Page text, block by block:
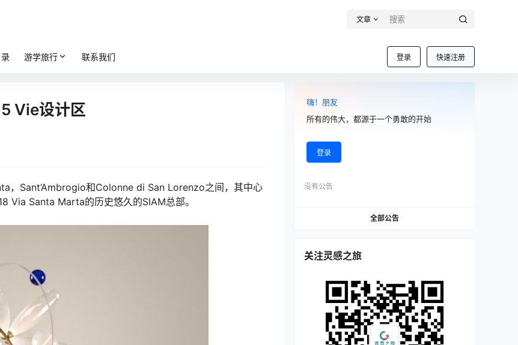
文章
登录 快速注册
游学旅行 联系我们
Vie设计区
，Sant’Ambrogio和Colonne di San Lorenzo之间，其中心
Via Santa Marta的历史悠久的SIAM总部。
嗨！朋友
所有的伟大，都源于一个勇敢的开始
登录
没有公告
全部公告
关注灵感之旅